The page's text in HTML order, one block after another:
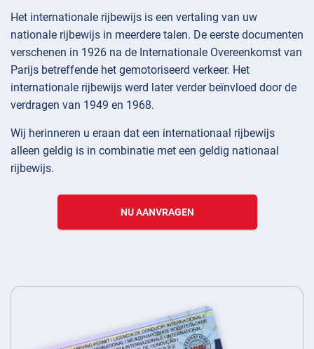
Het internationale rijbewijs is een vertaling van uw
nationale rijbewijs in meerdere talen. De eerste documenten
verschenen in 1926 na de Internationale Overeenkomst van
Parijs betreffende het gemotoriseerd verkeer. Het
internationale rijbewijs werd later verder beïnvloed door de
verdragen van 1949 en 1968.
Wij herinneren u eraan dat een internationaal rijbewijs
alleen geldig is in combinatie met een geldig nationaal
rijbewijs.
NU AANVRAGEN